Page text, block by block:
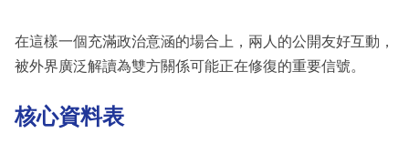
在這樣一個充滿政治意涵的場合上，兩人的公開友好互動，
被外界廣泛解讀為雙方關係可能正在修復的重要信號。
核心資料表